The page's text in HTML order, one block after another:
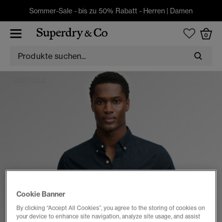
Sommer-Sale - bis zu 50% Rabatt - Herren | Damen
0
Cookie Banner
By clicking “Accept All Cookies”, you agree to the storing of cookies on
your device to enhance site navigation, analyze site usage, and assist